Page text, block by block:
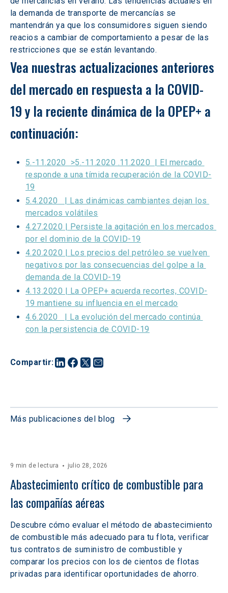
Compartir:
la demanda de transporte de mercancías se
mantendrán ya que los consumidores siguen siendo
reacios a cambiar de comportamiento a pesar de las
restricciones que se están levantando.
Vea nuestras actualizaciones anteriores
del mercado en respuesta a la COVID-
19 y la reciente dinámica de la OPEP+ a
continuación:
5.-11.2020  >5.-11.2020 .11.2020  | El mercado
responde a una tímida recuperación de la COVID-
19
5.4.2020   | Las dinámicas cambiantes dejan los
mercados volátiles
4.27.2020 | Persiste la agitación en los mercados
por el dominio de la COVID-19
4.20.2020 | Los precios del petróleo se vuelven
negativos por las consecuencias del golpe a la
demanda de la COVID-19
4.13.2020 | La OPEP+ acuerda recortes, COVID-
19 mantiene su influencia en el mercado
4.6.2020   | La evolución del mercado continúa
con la persistencia de COVID-19
Más publicaciones del blog
9 min de lectura julio 28, 2026
Abastecimiento crítico de combustible para
las compañías aéreas
Descubre cómo evaluar el método de abastecimiento
de combustible más adecuado para tu flota, verificar
tus contratos de suministro de combustible y
comparar los precios con los de cientos de flotas
privadas para identificar oportunidades de ahorro.